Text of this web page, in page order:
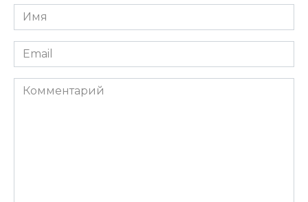
Имя
*
Email
*
Комментарий